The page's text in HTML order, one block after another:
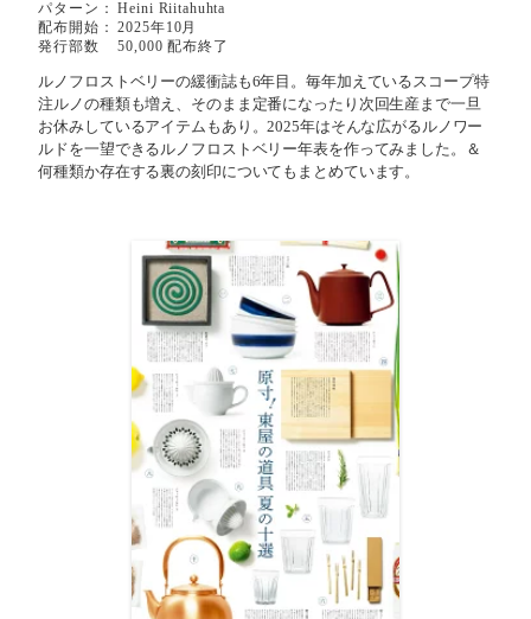
パターン：
Heini Riitahuhta
配布開始：
2025年10月
発行部数
50,000 配布終了
ルノフロストベリーの緩衝誌も6年目。毎年加えているスコープ特
注ルノの種類も増え、そのまま定番になったり次回生産まで一旦
お休みしているアイテムもあり。2025年はそんな広がるルノワー
ルドを一望できるルノフロストベリー年表を作ってみました。＆
何種類か存在する裏の刻印についてもまとめています。⁡